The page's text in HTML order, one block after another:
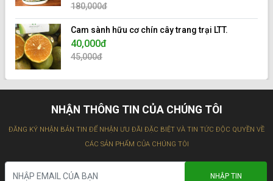
180,000đ
Cam sành hữu cơ chín cây trang trại LTT.
40,000đ
45,000đ
NHẬN THÔNG TIN CỦA CHÚNG TÔI
ĐĂNG KÝ NHẬN BẢN TIN ĐỂ NHẬN ƯU ĐÃI ĐẶC BIỆT VÀ TIN TỨC ĐỘC QUYỀN VỀ
CÁC SẢN PHẨM CỦA CHÚNG TÔI